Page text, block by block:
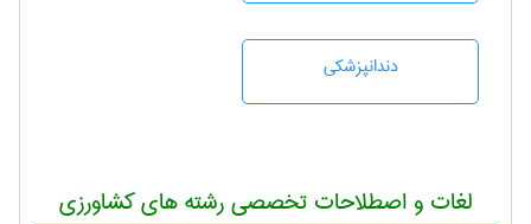
دندانپزشكی
لغات و اصطلاحات تخصصی رشته های کشاورزی